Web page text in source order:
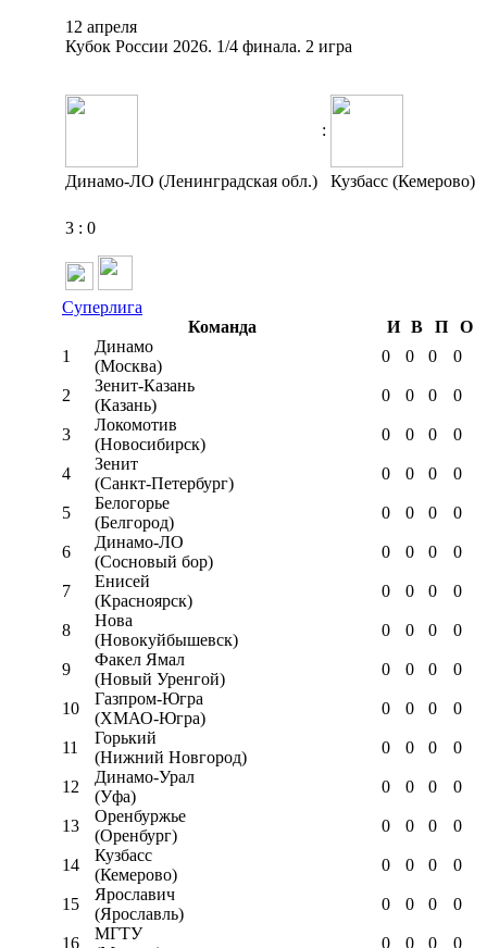
12 апреля
Кубок России 2026. 1/4 финала. 2 игра
:
Динамо-ЛО (Ленинградская обл.) Кузбасс (Кемерово)
3 : 0
Суперлига
Команда
И В П
О
1
Динамо
(Москва)
0 0 0 0
2
Зенит-Казань
(Казань)
0 0 0 0
3
Локомотив
(Новосибирск)
0 0 0 0
4
Зенит
(Санкт-Петербург)
0 0 0 0
5
Белогорье
(Белгород)
0 0 0 0
6
Динамо-ЛО
(Сосновый бор)
0 0 0 0
7
Енисей
(Красноярск)
0 0 0 0
8
Нова
(Новокуйбышевск)
0 0 0 0
9
Факел Ямал
(Новый Уренгой)
0 0 0 0
10
Газпром-Югра
(ХМАО-Югра)
0 0 0 0
11
Горький
(Нижний Новгород)
0 0 0 0
12
Динамо-Урал
(Уфа)
0 0 0 0
13
Оренбуржье
(Оренбург)
0 0 0 0
14
Кузбасс
(Кемерово)
0 0 0 0
15
Ярославич
(Ярославль)
0 0 0 0
16
МГТУ
0 0 0
0